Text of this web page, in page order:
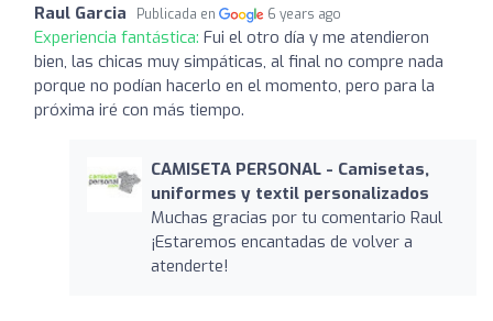
Raul Garcia Publicada en 6 years ago
Experiencia fantástica: Fui el otro día y me atendieron
bien, las chicas muy simpáticas, al final no compre nada
porque no podían hacerlo en el momento, pero para la
próxima iré con más tiempo.
CAMISETA PERSONAL - Camisetas,
uniformes y textil personalizados
Muchas gracias por tu comentario Raul
¡Estaremos encantadas de volver a
atenderte!